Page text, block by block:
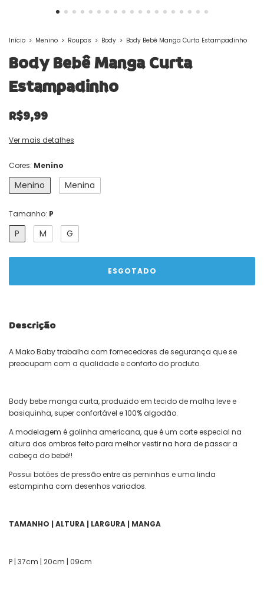
Início > Menino > Roupas > Body > Body Bebê Manga Curta Estampadinho
Body Bebê Manga Curta
Estampadinho
R$9,99
Ver mais detalhes
Cores: Menino
Menino Menina
Tamanho: P
P M G
Descrição
A Mako Baby trabalha com fornecedores de segurança que se
preocupam com a qualidade e conforto do produto.
Body bebe manga curta, produzido em tecido de malha leve e
basiquinha, super confortável e 100% algodão.
A modelagem é golinha americana, que é um corte especial na
altura dos ombros feito para melhor vestir na hora de passar a
cabeça do bebê!!
Possui botões de pressão entre as perninhas e uma linda
estampinha com desenhos variados.
TAMANHO | ALTURA | LARGURA | MANGA
P | 37cm | 20cm | 09cm